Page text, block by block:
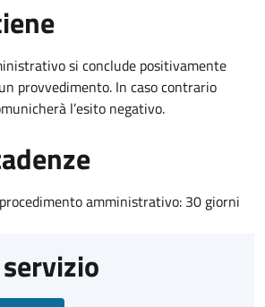
si conclude positivamente
provvedimento. In caso contrario
l’esito negativo.
amministrativo: 30 giorni